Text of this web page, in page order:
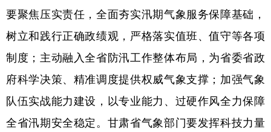
要聚焦压实责任，全面夯实汛期气象服务保障基础，
树立和践行正确政绩观，严格落实值班、值守等各项
制度；主动融入全省防汛工作整体布局，为省委省政
府科学决策、精准调度提供权威气象支撑；加强气象
队伍实战能力建设，以专业能力、过硬作风全力保障
全省汛期安全稳定。甘肃省气象部门要发挥科技力量